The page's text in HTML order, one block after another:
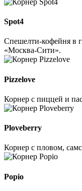
Spot4
Спешелти-кофейня в
«Москва-Cити».
Pizzelove
Корнер с пиццей и
Ploveberry
Корнер с пловом,
Popio